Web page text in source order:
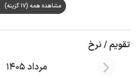
مشاهده همه (17 گزینه)
تقویم / نرخ
مرداد 1405